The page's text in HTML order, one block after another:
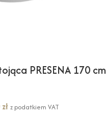
PRESENA 170 cm
zł z podatkiem VAT